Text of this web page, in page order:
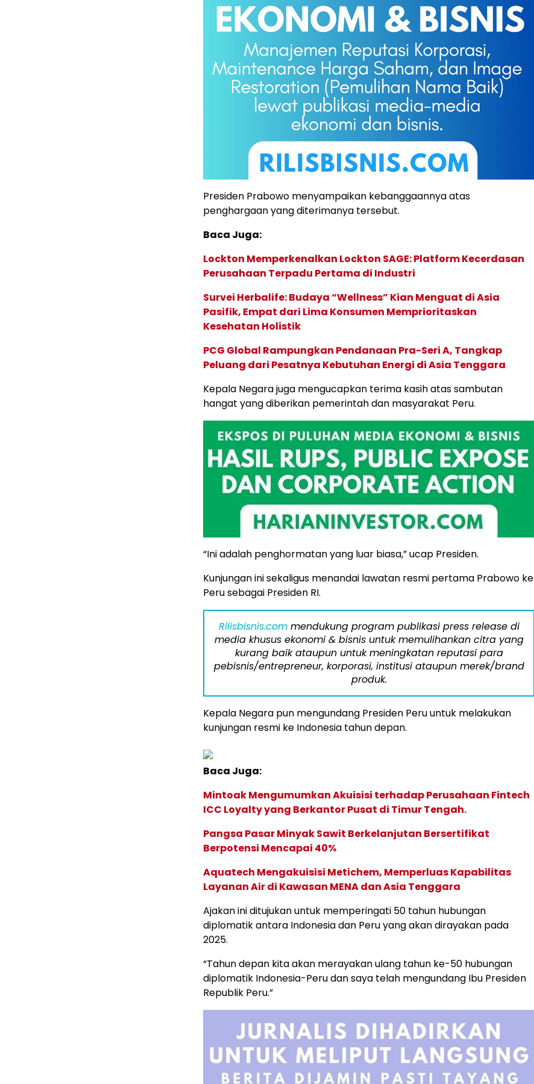
Presiden Prabowo menyampaikan kebanggaannya atas
penghargaan yang diterimanya tersebut.
Baca Juga:
Lockton Memperkenalkan Lockton SAGE: Platform Kecerdasan
Perusahaan Terpadu Pertama di Industri
Survei Herbalife: Budaya “Wellness” Kian Menguat di Asia
Pasifik, Empat dari Lima Konsumen Memprioritaskan
Kesehatan Holistik
PCG Global Rampungkan Pendanaan Pra-Seri A, Tangkap
Peluang dari Pesatnya Kebutuhan Energi di Asia Tenggara
Kepala Negara juga mengucapkan terima kasih atas sambutan
hangat yang diberikan pemerintah dan masyarakat Peru.
“Ini adalah penghormatan yang luar biasa,” ucap Presiden.
Kunjungan ini sekaligus menandai lawatan resmi pertama Prabowo ke
Peru sebagai Presiden RI.
Rilisbisnis.commendukung program publikasi press release di
media khusus ekonomi & bisnis untuk memulihankan citra yang
kurang baik ataupun untuk meningkatan reputasi para
pebisnis/entrepreneur, korporasi, institusi ataupun merek/brand
produk.
Kepala Negara pun mengundang Presiden Peru untuk melakukan
kunjungan resmi ke Indonesia tahun depan.
Baca Juga:
Mintoak Mengumumkan Akuisisi terhadap Perusahaan Fintech
ICC Loyalty yang Berkantor Pusat di Timur Tengah.
Pangsa Pasar Minyak Sawit Berkelanjutan Bersertifikat
Berpotensi Mencapai 40%
Aquatech Mengakuisisi Metichem, Memperluas Kapabilitas
Layanan Air di Kawasan MENA dan Asia Tenggara
Ajakan ini ditujukan untuk memperingati 50 tahun hubungan
diplomatik antara Indonesia dan Peru yang akan dirayakan pada
2025.
“Tahun depan kita akan merayakan ulang tahun ke-50 hubungan
diplomatik Indonesia-Peru dan saya telah mengundang Ibu Presiden
Republik Peru.”